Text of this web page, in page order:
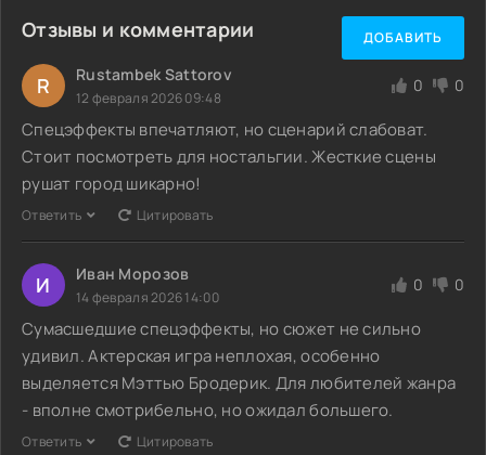
Отзывы и комментарии ДОБАВИТЬ
R Rustambek Sattorov
12 февраля 2026 09:48
0 0
Спецэффекты впечатляют, но сценарий слабоват.
Стоит посмотреть для ностальгии. Жесткие сцены
рушат город шикарно!
Ответить Цитировать
И Иван Морозов
14 февраля 2026 14:00
0 0
Сумасшедшие спецэффекты, но сюжет не сильно
удивил. Актерская игра неплохая, особенно
выделяется Мэттью Бродерик. Для любителей жанра
- вполне смотрибельно, но ожидал большего.
Ответить Цитировать